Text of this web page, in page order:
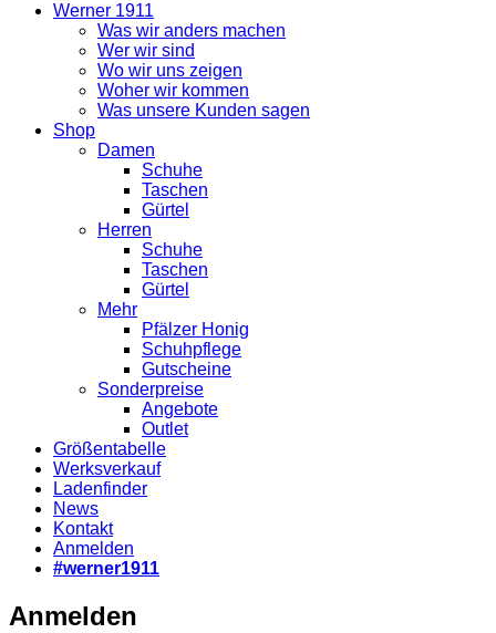
Werner 1911
Was wir anders machen
Wer wir sind
Wo wir uns zeigen
Woher wir kommen
Was unsere Kunden sagen
Shop
Damen
Schuhe
Taschen
Gürtel
Herren
Schuhe
Taschen
Gürtel
Mehr
Pfälzer Honig
Schuhpflege
Gutscheine
Sonderpreise
Angebote
Outlet
Größentabelle
Werksverkauf
Ladenfinder
News
Kontakt
Anmelden
#werner1911
Anmelden